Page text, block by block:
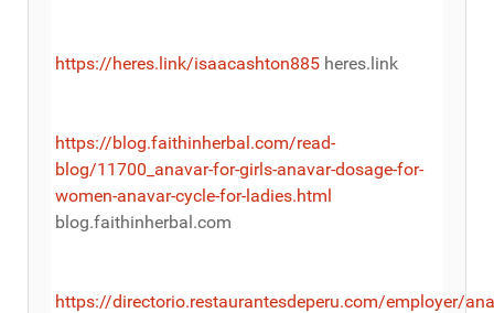
https://heres.link/isaacashton885 heres.link
https://blog.faithinherbal.com/read-
blog/11700_anavar-for-girls-anavar-dosage-for-
women-anavar-cycle-for-ladies.html
blog.faithinherbal.com
https://directorio.restaurantesdeperu.com/employer/